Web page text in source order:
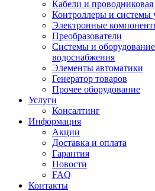
Кабели и
Контроллеры и системы
Электронные
Преобразователи
Системы и
водоснабжения
Элементы автоматики
Генератор товаров
Прочее оборудование
Услуги
Консалтинг
Информация
Акции
Доставка и оплата
Гарантия
Новости
FAQ
Контакты